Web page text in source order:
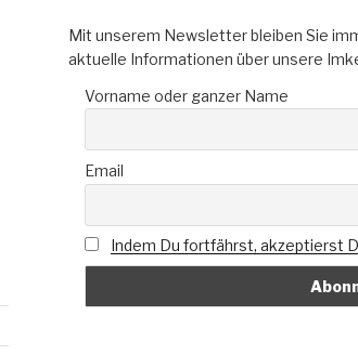
Mit unserem Newsletter bleiben Sie
aktuelle Informationen über unsere
Vorname oder ganzer Name
Email
Indem Du fortfährst, akzeptierst